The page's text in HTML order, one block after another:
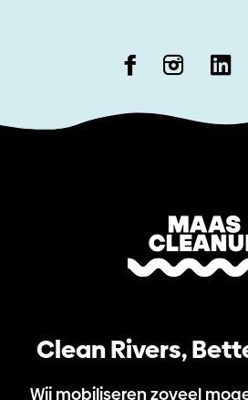
Clean Rivers,
Wij mobiliseren zoveel